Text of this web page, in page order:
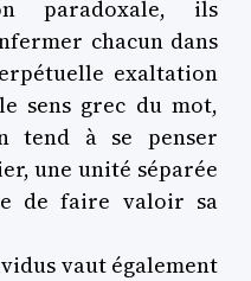
paradoxale, ils
chacun dans
exaltation
sens grec du mot,
tend à se penser
une unité séparée
de faire valoir sa
vaut également